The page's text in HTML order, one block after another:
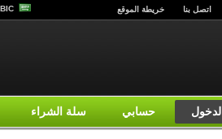
اتصل بنا خريطة الموقع
حسابي سلة الشراء